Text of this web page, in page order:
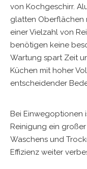
von Kochgeschirr.
glatten Oberflächen
einer Vielzahl von
benötigen keine
Wartung spart Zeit
Küchen mit hoher
entscheidender
Bei Einwegoptionen
Reinigung ein
Waschens und
Effizienz weiter